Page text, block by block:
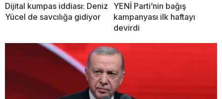
Dijital kumpas iddiası: Deniz
Yücel de savcılığa gidiyor
YENİ Parti’nin bağış
kampanyası ilk haftayı
devirdi